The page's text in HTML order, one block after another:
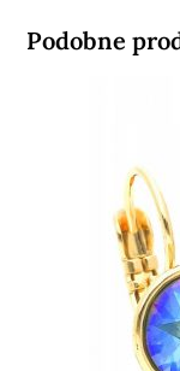
Podobne